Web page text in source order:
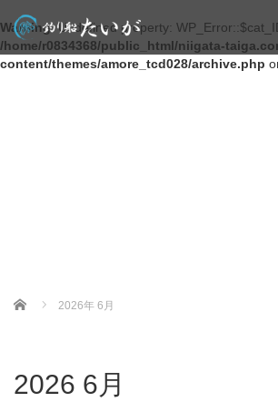
Warning: Undefined property:
/home/r0834368/public_html/niigata-
content/themes/amore_tcd028/archive.php
Home 2026年 6月
2026 6月